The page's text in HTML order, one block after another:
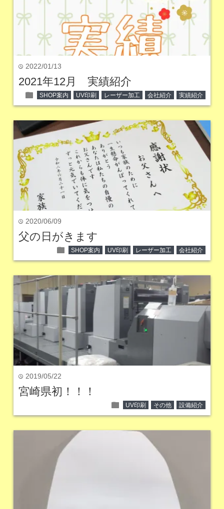
time 2022/01/13
2021年12月 実績紹介
folder SHOP案内 UV印刷 レーザー加工 会社紹介 実績紹介
time 2020/06/09
父の日がきます
folder SHOP案内 UV印刷 レーザー加工 会社紹介
time 2019/05/22
宮崎県初！！！
folder UV印刷 その他 設備紹介